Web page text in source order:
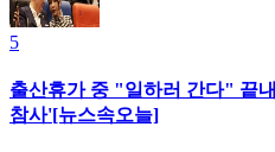
5
출산휴가 중 "일하러 간다" 끝
참사'[뉴스속오늘]